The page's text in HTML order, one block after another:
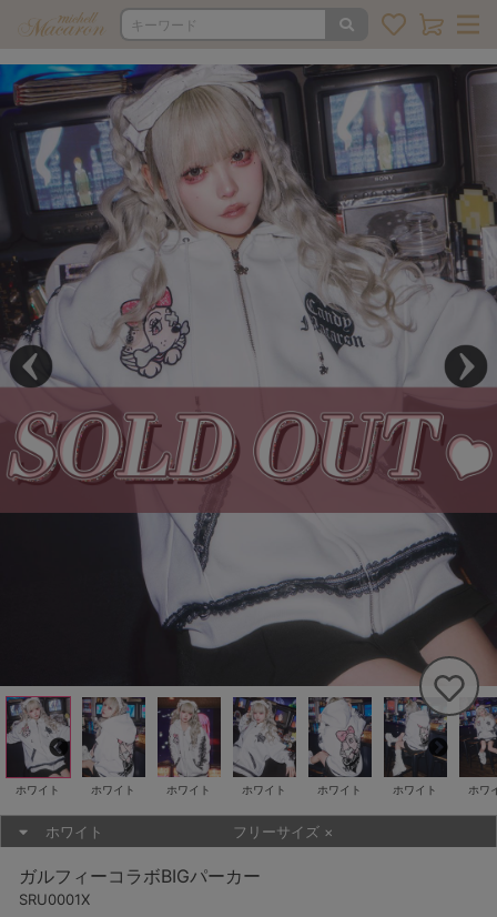
ホワイト ホワイト ホワイト ホワイト ホワイト ホワイト ホワ
ホワイト フリーサイズ ×
ガルフィーコラボBIGパーカー
SRU0001X